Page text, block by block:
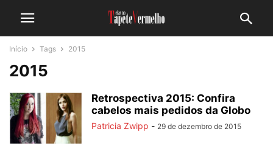
Início Tags 2015
2015
Retrospectiva 2015: Confira
cabelos mais pedidos da Globo
Patricia Zwipp - 29 de dezembro de 2015